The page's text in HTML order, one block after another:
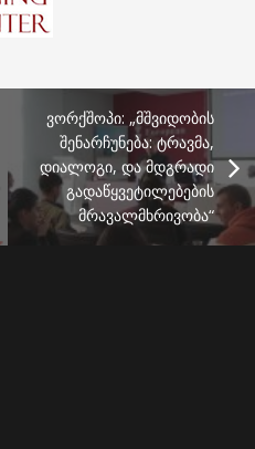
ვორქშოპი: „მშვიდობის
შენარჩუნება: ტრავმა,
დიალოგი, და მდგრადი
გადაწყვეტილებების
მრავალმხრივობა“